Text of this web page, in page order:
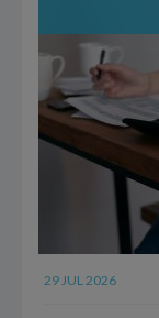
29 JUL 2026